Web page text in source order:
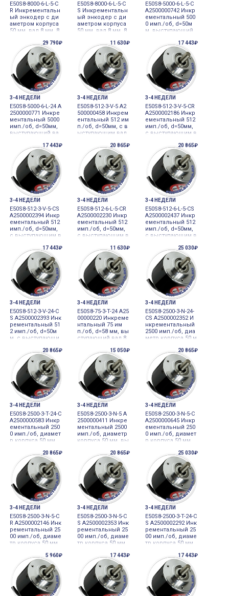
E50S8-8000-6-L-5-C
R Инкрементальн
ый энкодер с ди
аметром корпуса
50 мм, вал 8 мм, 8
д Line Driver, 5VDC
Autonics
E50S8-8000-6-L-5-C
S Инкрементальн
ый энкодер с ди
аметром корпуса
50 мм, вал 8 мм, 8
д Line Driver, 5VDC
Autonics
E50S8-5000-6-L-5-C
A2500000742 Инкр
ементальный 500
0 имп./об, d=50м
м, выступающий
чик углового пер
емещения
29 790₽
3-4 НЕДЕЛИ
E50S8-5000-6-L-24 A
2500000771 Инкре
ментальный 5000
имп./об, d=50мм,
выступающий ва
об, A, A/, B, B/, Z,
Z/ фаза, Выход Li
ne Driver, 12-24VD
C 12-24VDC датчик
углового переме
щен
11 630₽
3-4 НЕДЕЛИ
E50S8-512-3-V-5 A2
500000458 Инкрем
ентальный 512 им
п./об, d=50мм, с в
ыступающим вал
чик углового пер
емещения
17 443₽
3-4 НЕДЕЛИ
E50S8-512-3-V-5-CR
A2500002186 Инкр
ементальный 512
имп./об, d=50мм,
с выступающим в
атчик углового пе
ремещения
17 443₽
3-4 НЕДЕЛИ
E50S8-512-3-V-5-CS
A2500002394 Инкр
ементальный 512
имп./об, d=50мм,
с выступающим в
атчик углового пе
ремещения
20 865₽
3-4 НЕДЕЛИ
E50S8-512-6-L-5-CR
A2500002230 Инкр
ементальный 512
имп./об, d=50мм,
с выступающим в
атчик углового пе
ремещения
20 865₽
3-4 НЕДЕЛИ
E50S8-512-6-L-5-CS
A2500002437 Инкр
ементальный 512
имп./об, d=50мм,
с выступающим в
атчик углового пе
ремещения
17 443₽
3-4 НЕДЕЛИ
E50S8-512-3-V-24-C
S A2500002393 Инк
рементальный 51
2 имп./об, d=50м
м, с выступающи
имп., A, B, Z фазы,
выход напряжен
ия, 12-24В=, разъе
м сбоку 12-24VDC
датчик углового
перемещ
11 630₽
3-4 НЕДЕЛИ
E50S8-75-3-T-24 A25
00000220 Инкреме
нтальный 75 им
п./об, d=58 мм, вы
ступающий вал 8
В, Z, комплемента
рный выход, 12-2
4 В=±5%, кабель б
ез разъема 12-24V
DC датчик углово
го пе
25 030₽
3-4 НЕДЕЛИ
E50S8-2500-3-N-24-
CS A2500002352 И
нкрементальный
2500 имп./об, диа
метр корпуса 50 м
вал 8 мм 12-24VDC
датчик углового
перемещения
20 865₽
3-4 НЕДЕЛИ
E50S8-2500-3-T-24-C
A2500000583 Инкр
ементальный 250
0 имп./об, диамет
р корпуса 50 мм,
л 8 мм 12-24VDC д
атчик углового пе
ремещения
15 050₽
3-4 НЕДЕЛИ
E50S8-2500-3-N-5 A
2500000411 Инкре
ментальный 2500
имп./об, диаметр
корпуса 50 мм, вы
мм 5VDC датчик у
глового перемещ
ения
20 865₽
3-4 НЕДЕЛИ
E50S8-2500-3-N-5-C
A2500000645 Инкр
ементальный 250
0 имп./об, диамет
р корпуса 50 мм,
л 8 мм 5VDC датч
ик углового пере
мещения
20 865₽
3-4 НЕДЕЛИ
E50S8-2500-3-N-5-C
R A2500002146 Инк
рементальный 25
00 имп./об, диаме
тр корпуса 50 мм,
л 8 мм 5VDC датч
ик углового пере
мещения
20 865₽
3-4 НЕДЕЛИ
E50S8-2500-3-N-5-C
S A2500002353 Инк
рементальный 25
00 имп./об, диаме
тр корпуса 50 мм,
л 8 мм 5VDC датч
ик углового пере
мещения
25 030₽
3-4 НЕДЕЛИ
E50S8-2500-3-T-24-C
S A2500002292 Инк
рементальный 25
00 имп./об, диаме
тр корпуса 50 мм,
л 8 мм, 2500 имп./
об., А, В, Z, компл
ементарный выхо
д, 12-24В=, разъе
м сбоку 12-24VDC
датчи
5 960₽ 17 443₽ 17 443₽